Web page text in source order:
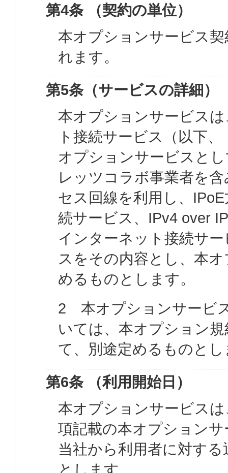
第4条 （契約の単位）
本オプションサービス
れます。
第5条（サービスの詳細）
本オプションサービス
ト接続サービス（以下
オプションサービスと
レッツコラボ事業者を
セス回線を利用し、
続サービス、IPv4 over
インターネット接続サ
スをその内容とし、本
めるものとします。
2 本オプションサービ
いては、本オプション
て、別途定めるものと
第6条 （利用開始日）
本オプションサービス
項記載の本オプション
当社から利用者に対す
とします。